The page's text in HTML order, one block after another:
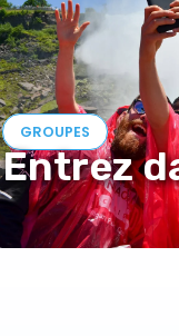
GROUPES
Entrez